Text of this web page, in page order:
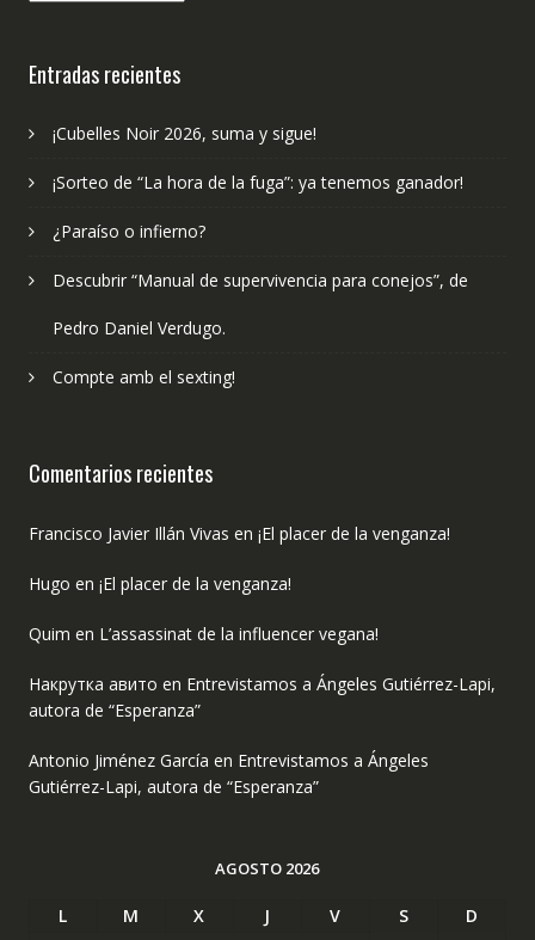
Entradas recientes
¡Cubelles Noir 2026, suma y sigue!
¡Sorteo de “La hora de la fuga”: ya tenemos ganador!
¿Paraíso o infierno?
Descubrir “Manual de supervivencia para conejos”, de
Pedro Daniel Verdugo.
Compte amb el sexting!
Comentarios recientes
Francisco Javier Illán Vivas en ¡El placer de la venganza!
Hugo en ¡El placer de la venganza!
Quim en L’assassinat de la influencer vegana!
Накрутка авито en Entrevistamos a Ángeles Gutiérrez-Lapi,
autora de “Esperanza”
Antonio Jiménez García en Entrevistamos a Ángeles
Gutiérrez-Lapi, autora de “Esperanza”
AGOSTO 2026
L M X J V S
D